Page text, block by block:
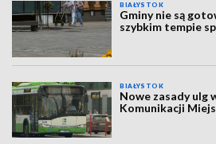
BIAŁYSTOK
Gminy nie są
szybkim tempie
BIAŁYSTOK
Nowe zasady ulg
Komunikacji